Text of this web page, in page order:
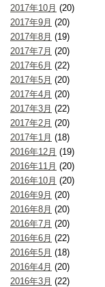
2017年10月 (20)
2017年9月 (20)
2017年8月 (19)
2017年7月 (20)
2017年6月 (22)
2017年5月 (20)
2017年4月 (20)
2017年3月 (22)
2017年2月 (20)
2017年1月 (18)
2016年12月 (19)
2016年11月 (20)
2016年10月 (20)
2016年9月 (20)
2016年8月 (20)
2016年7月 (20)
2016年6月 (22)
2016年5月 (18)
2016年4月 (20)
2016年3月 (22)